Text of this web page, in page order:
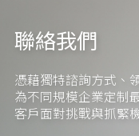
聯絡我們
憑藉獨特諮詢方式、
為不同規模企業定制
客戶面對挑戰與抓緊